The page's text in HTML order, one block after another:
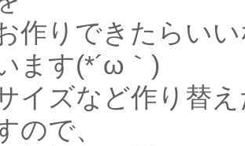
作りできたらい
ます(*´ω｀)
イズなど作り替
ので、